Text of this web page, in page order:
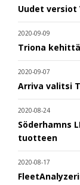
Uudet versiot
2020-09-09
Triona
2020-09-07
Arriva valitsi
2020-08-24
Söderhamns
tuotteen
2020-08-17